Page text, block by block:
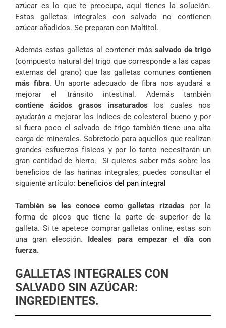
azúcar es lo que te preocupa, aquí tienes la solución.
Estas galletas integrales con salvado no contienen
azúcar añadidos. Se preparan con Maltitol.
Además estas galletas al contener mássalvado de trigo
(compuesto natural del trigo que corresponde a las capas
externas del grano) que las galletas comunes contienen
más fibra. Un aporte adecuado de fibra nos ayudará a
mejorar el tránsito intestinal. Además también
contiene ácidos grasos insaturados los cuales nos
ayudarán a mejorar los índices de colesterol bueno y por
si fuera poco el salvado de trigo también tiene una alta
carga de minerales. Sobretodo para aquellos que realizan
grandes esfuerzos físicos y por lo tanto necesitarán un
gran cantidad de hierro. Si quieres saber más sobre los
beneficios de las harinas integrales, puedes consultar el
siguiente artículo: beneficios del pan integral
También se les conoce como galletas rizadas por la
forma de picos que tiene la parte de superior de la
galleta. Si te apetece comprar galletas online, estas son
una gran elección. Ideales para empezar el día con
fuerza.
GALLETAS INTEGRALES CON
SALVADO SIN AZÚCAR:
INGREDIENTES.